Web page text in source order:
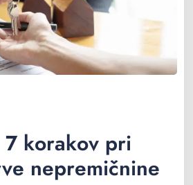
korakov pri
nepremičnine